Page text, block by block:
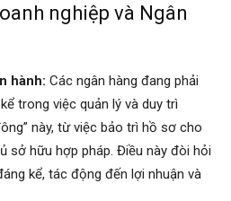
nghiệp và Ngân
hành: Các ngân hàng đang phải
trong việc quản lý và duy trì
này, từ việc bảo trì hồ sơ cho
sở hữu hợp pháp. Điều này đòi hỏi
kể, tác động đến lợi nhuận và